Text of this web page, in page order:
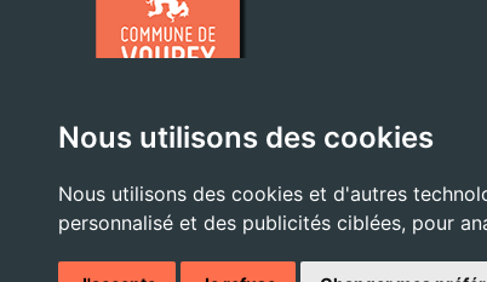
Nous utilisons des cookies
Nous utilisons des cookies et d'autres
personnalisé et des publicités ciblées, pour